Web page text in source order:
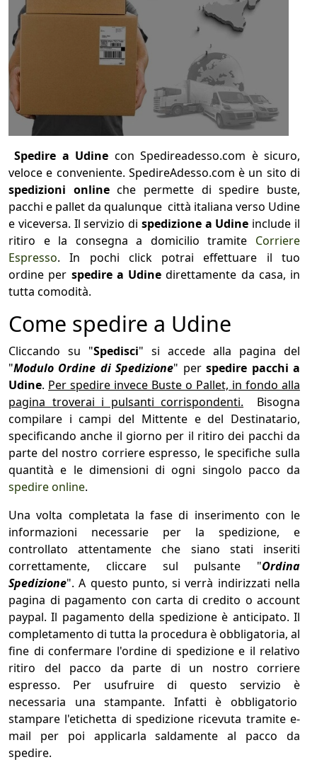
Spedire a Udine con Spedireadesso.com è sicuro,
veloce e conveniente. SpedireAdesso.com è un sito di
spedizioni onlineche permette di spedire buste,
pacchi e pallet da qualunque città italiana verso Udine
e viceversa. Il servizio di spedizione a Udine include il
ritiro e la consegna a domicilio tramite Corriere
Espresso. In pochi click potrai effettuare il tuo
ordine per spedire a Udine direttamente da casa, in
tutta comodità.
Come spedire a Udine
Cliccando su "Spedisci" si accede alla pagina del
"Modulo Ordine di Spedizione" perspedire pacchi a
Udine. Per spedire invece Buste o Pallet, in fondo alla
pagina troverai i pulsanti corrispondenti. Bisogna
compilare i campi del Mittente e del Destinatario,
specificando anche il giorno per il ritiro dei pacchi da
parte del nostro corriere espresso, le specifiche sulla
quantità e le dimensioni di ogni singolo pacco da
spedire online.
Una volta completata la fase di inserimento con le
informazioni necessarie per la spedizione, e
controllato attentamente che siano stati inseriti
correttamente, cliccare sul pulsante "Ordina
Spedizione". A questo punto, si verrà indirizzati nella
pagina di pagamento con carta di credito o account
paypal. Il pagamento della spedizione è anticipato. Il
completamento di tutta la procedura è obbligatoria, al
fine di confermare l'ordine di spedizione e il relativo
ritiro del pacco da parte di un nostro corriere
espresso. Per usufruire di questo servizio è
necessaria una stampante. Infatti è obbligatorio
stampare l'etichetta di spedizione ricevuta tramite e-
mail per poi applicarla saldamente al pacco da
spedire.